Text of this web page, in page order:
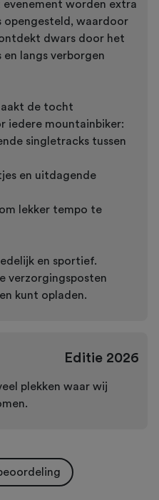
evenement worden extra
opengesteld, waardoor
dwars door het
en langs verborgen
de tocht
iedere mountainbiker:
singletracks tussen
en uitdagende
lekker tempo te
en sportief.
verzorgingsposten
kunt opladen.
Editie2026
plekken waar wij